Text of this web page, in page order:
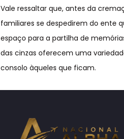
Vale ressaltar que, antes da
familiares se despedirem do ente
espaço para a partilha de
das cinzas oferecem uma
consolo àqueles que ficam.